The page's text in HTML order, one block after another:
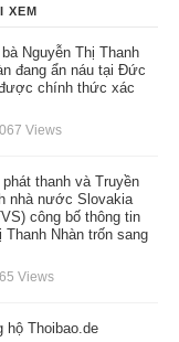
XEM
Nguyễn Thị Thanh
đang ẩn náu tại Đức
chính thức xác
Views
thanh và Truyền
nhà nước Slovakia
công bố thông tin
Thanh Nhàn trốn sang
Views
hộ Thoibao.de